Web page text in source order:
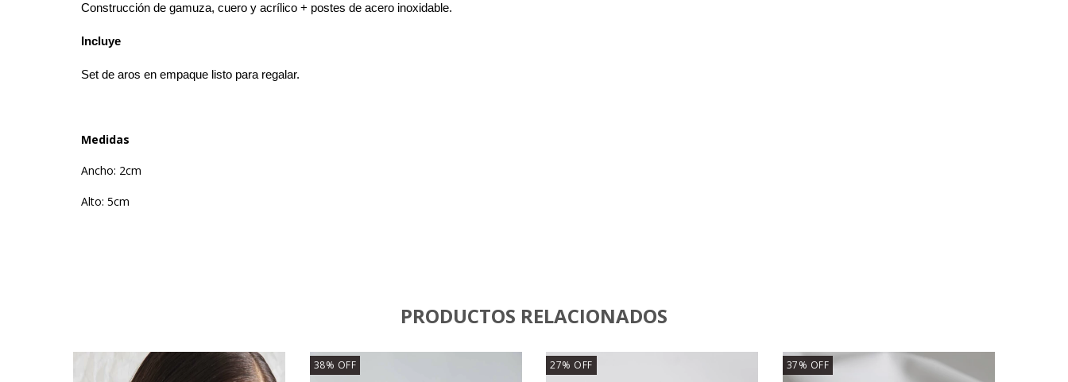
Construcción de gamuza, cuero y acrílico + postes de acero inoxidable.
Incluye
Set de aros en empaque listo para regalar.
Medidas
Ancho: 2cm
Alto: 5cm
PRODUCTOS RELACIONADOS
38% OFF 27% OFF 37% OFF